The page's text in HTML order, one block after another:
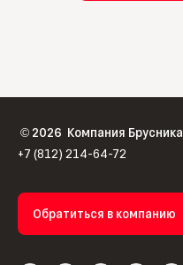
©2026 Компания Брусника
+7 (812) 214-64-72
Обратиться в компанию